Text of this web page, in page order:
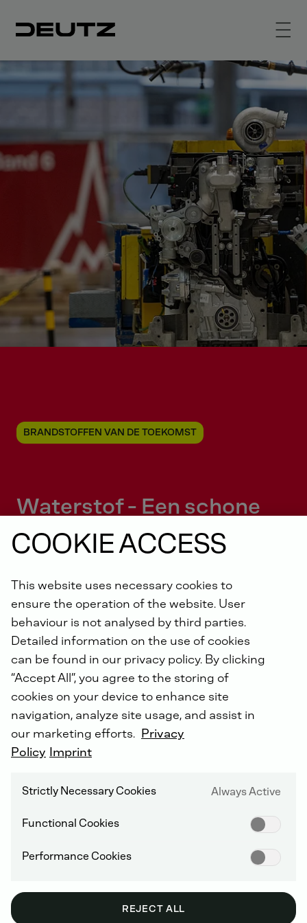
BRANDSTOFFEN VAN DE TOEKOMST
Waterstof - Een schone
energiebron
Waterstof is eennatuurlijkvoorkomend
chemischelement. Het iseenbelangrijke
bouwsteen voor eenklimaatvriendelijke
energievoorziening vande
HERDEFINIËREN VAN EFFICIËNTIE,
COOKIE ACCESS
This website uses necessary cookies to
ensure the operation of the website. User
behaviour is not analysed by third parties.
Detailed information on the use of cookies
can be found in our privacy policy. By clicking
“Accept All”, you agree to the storing of
cookies on your device to enhance site
navigation, analyze site usage, and assist in
our marketing efforts. Privacy
Policy Imprint
Strictly Necessary Cookies Always Active
Functional Cookies
Performance Cookies
REJECT ALL